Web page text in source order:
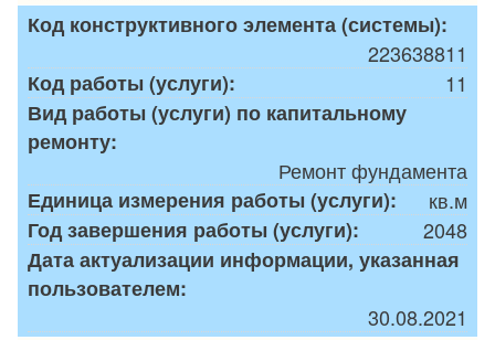
Код конструктивного элемента (системы):
223638811
Код работы (услуги):
11
Вид работы (услуги) по капитальному
ремонту:
Ремонт фундамента
Единица измерения работы (услуги):
кв.м
Год завершения работы (услуги):
2048
Дата актуализации информации, указанная
пользователем:
30.08.2021